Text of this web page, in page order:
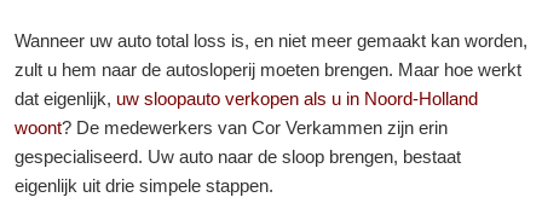
Wanneer uw auto total loss is, en niet meer gemaakt kan worden,
zult u hem naar de autosloperij moeten brengen. Maar hoe werkt
dat eigenlijk, uw sloopauto verkopen als u in Noord-Holland
woont? De medewerkers van Cor Verkammen zijn erin
gespecialiseerd. Uw auto naar de sloop brengen, bestaat
eigenlijk uit drie simpele stappen.